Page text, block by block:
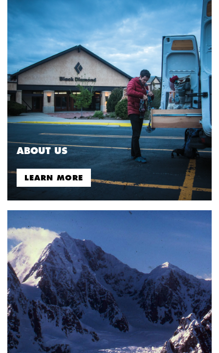
ABOUT US
LEARN MORE